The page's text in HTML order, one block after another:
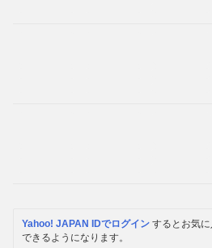
Yahoo! JAPAN IDでログイン するとお気
できるようになります。